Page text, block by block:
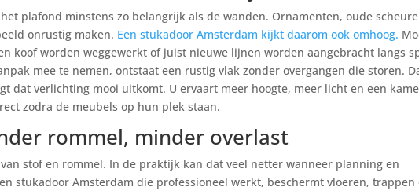
plafond minstens zo belangrijk als de wanden. Ornamenten, oude
onrustig maken. Een stukadoor Amsterdam kijkt daarom ook omhoog.
koof worden weggewerkt of juist nieuwe lijnen worden aangebracht langs
mee te nemen, ontstaat een rustig vlak zonder overgangen die storen.
dat verlichting mooi uitkomt. U ervaart meer hoogte, meer licht en een
zodra de meubels op hun plek staan.
rommel, minder overlast
stof en rommel. In de praktijk kan dat veel netter wanneer planning en
stukadoor Amsterdam die professioneel werkt, beschermt vloeren, trappen